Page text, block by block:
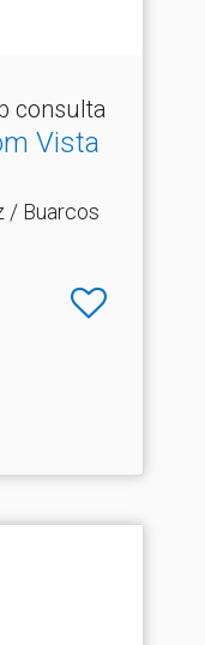
consulta
Vista
/ Buarcos